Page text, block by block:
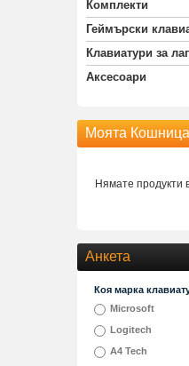
Комплекти
Геймърски
Клавиатури за
Аксесоари
Моята Кошница
Нямате продукти
Анкета
Коя марка
Microsoft
Logitech
A4 Tech